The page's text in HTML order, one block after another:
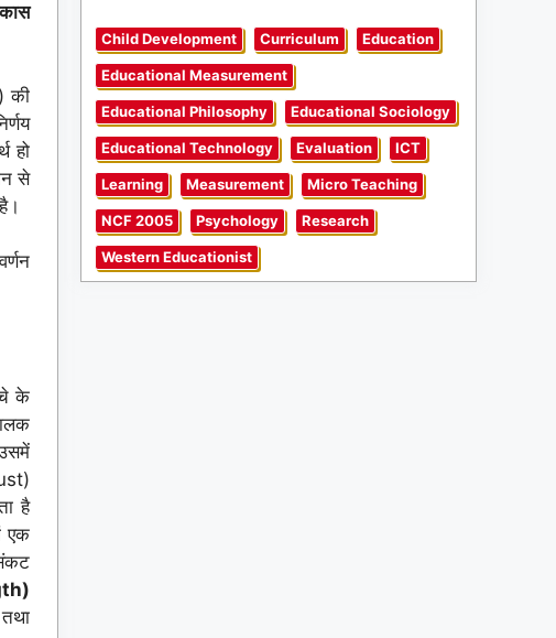
की
हो
से
के
है
एक
Child Development Curriculum Education
Educational Measurement
Educational Philosophy Educational Sociology
Educational Technology Evaluation ICT
Learning Measurement Micro Teaching
NCF 2005 Psychology Research
Western Educationist